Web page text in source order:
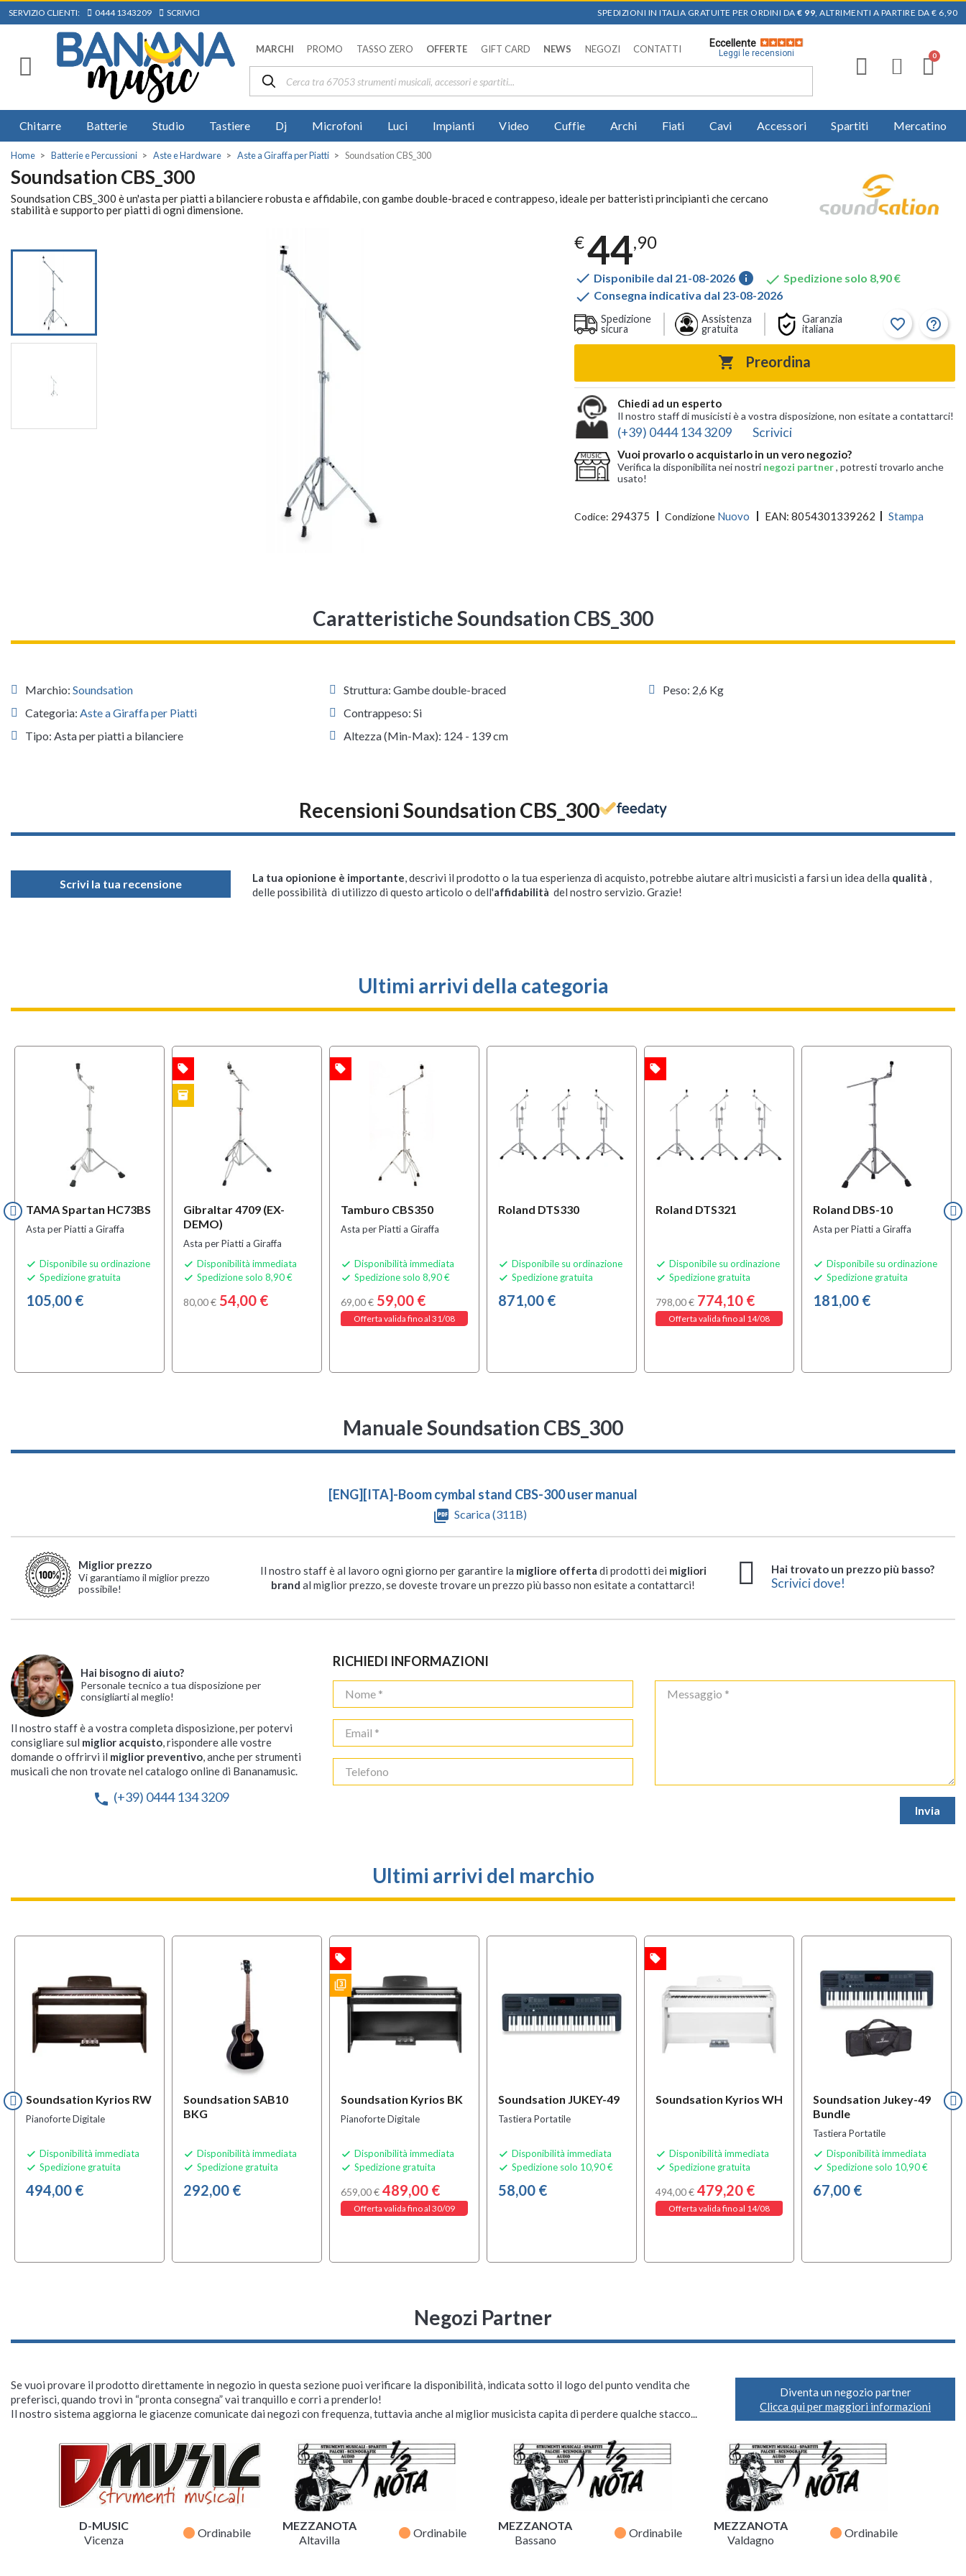
SERVIZIO CLIENTI: 0444 1343209 SCRIVICI SPEDIZIONI IN ITALIA GRATUITE PER ORDINI DA € 99, ALTRIMENTI A PARTIRE DA € 6,90
MARCHI PROMO TASSO ZERO OFFERTE GIFT CARD NEWS NEGOZI CONTATTI
Eccellente
Leggi le recensioni
Chitarre Batterie Studio Tastiere Dj Microfoni Luci Impianti Video Cuffie Archi Fiati Cavi Accessori Spartiti Mercatino
Home Batterie e Percussioni Aste e Hardware Aste a Giraffa per Piatti Soundsation CBS_300
Soundsation CBS_300
Soundsation CBS_300 è un'asta per piatti a bilanciere robusta e affidabile, con gambe double-braced e contrappeso, ideale per batteristi principianti che cercano
stabilità e supporto per piatti di ogni dimensione.
€44,90
 Disponibile dal 21-08-2026 info  Spedizione solo 8,90 €
 Consegna indicativa dal 23-08-2026
Spedizione
sicura
Assistenza
gratuita
Garanzia
italiana
favorite_border help_outline
 Preordina
Chiedi ad un esperto
Il nostro staff di musicisti è a vostra disposizione, non esitate a contattarci!
(+39) 0444 134 3209 Scrivici
Vuoi provarlo o acquistarlo in un vero negozio?
Verifica la disponibilita nei nostri negozi partner, potresti trovarlo anche
usato!
Codice: 294375 Condizione Nuovo EAN: 8054301339262 Stampa
Caratteristiche Soundsation CBS_300
Marchio: Soundsation
Categoria: Aste a Giraffa per Piatti
Tipo: Asta per piatti a bilanciere
Struttura: Gambe double-braced
Contrappeso: Si
Altezza (Min-Max): 124 - 139 cm
Peso: 2,6 Kg
Recensioni Soundsation CBS_300
Scrivi la tua recensione La tua opionione è importante, descrivi il prodotto o la tua esperienza di acquisto, potrebbe aiutare altri musicisti a farsi un idea della qualità ,
delle possibilità di utilizzo di questo articolo o dell'affidabilità del nostro servizio. Grazie!
Ultimi arrivi della categoria
TAMA Spartan HC73BS
Asta per Piatti a Giraffa
 Disponibile su ordinazione
 Spedizione gratuita
105,00 €
Gibraltar 4709 (EX-
DEMO)
Asta per Piatti a Giraffa
 Disponibilità immediata
 Spedizione solo 8,90 €
80,00 € 54,00 €
local_offer
inventory
Tamburo CBS350
Asta per Piatti a Giraffa
 Disponibilità immediata
 Spedizione solo 8,90 €
69,00 € 59,00 €
Offerta valida fino al 31/08
local_offer
Roland DTS330
 Disponibile su ordinazione
 Spedizione gratuita
871,00 €
Roland DTS321
 Disponibile su ordinazione
 Spedizione gratuita
798,00 € 774,10 €
Offerta valida fino al 14/08
local_offer
Roland DBS-10
Asta per Piatti a Giraffa
 Disponibile su ordinazione
 Spedizione gratuita
181,00 €
Manuale Soundsation CBS_300
[ENG][ITA]-Boom cymbal stand CBS-300 user manual
picture_as_pdf Scarica (311B)
Miglior prezzo
Vi garantiamo il miglior prezzo
possibile!
Il nostro staff è al lavoro ogni giorno per garantire la migliore offerta di prodotti dei migliori
brand al miglior prezzo, se doveste trovare un prezzo più basso non esitate a contattarci!
Hai trovato un prezzo più basso?
Scrivici dove!
Hai bisogno di aiuto?
Personale tecnico a tua disposizione per
consigliarti al meglio!
Il nostro staff è a vostra completa disposizione, per potervi
consigliare sul miglior acquisto, rispondere alle vostre
domande o offrirvi il miglior preventivo, anche per strumenti
musicali che non trovate nel catalogo online di Bananamusic.
phone (+39) 0444 134 3209
RICHIEDI INFORMAZIONI
Ultimi arrivi del marchio
Soundsation Kyrios RW
Pianoforte Digitale
 Disponibilità immediata
 Spedizione gratuita
494,00 €
Soundsation SAB10
BKG
 Disponibilità immediata
 Spedizione gratuita
292,00 €
Soundsation Kyrios BK
Pianoforte Digitale
 Disponibilità immediata
 Spedizione gratuita
659,00 € 489,00 €
Offerta valida fino al 30/09
local_offer
filter_3
Soundsation JUKEY-49
Tastiera Portatile
 Disponibilità immediata
 Spedizione solo 10,90 €
58,00 €
Soundsation Kyrios WH
 Disponibilità immediata
 Spedizione gratuita
494,00 € 479,20 €
Offerta valida fino al 14/08
local_offer
Soundsation Jukey-49
Bundle
Tastiera Portatile
 Disponibilità immediata
 Spedizione solo 10,90 €
67,00 €
Negozi Partner
Se vuoi provare il prodotto direttamente in negozio in questa sezione puoi verificare la disponibilità, indicata sotto il logo del punto vendita che
preferisci, quando trovi in “pronta consegna” vai tranquillo e corri a prenderlo!
Il nostro sistema aggiorna le giacenze comunicate dai negozi con frequenza, tuttavia anche al miglior musicista capita di perdere qualche stacco...
Diventa un negozio partner
Clicca qui per maggiori informazioni
D-MUSIC
Vicenza
fiber_manual_record Ordinabile
MEZZANOTA
Altavilla
fiber_manual_record Ordinabile
MEZZANOTA
Bassano
fiber_manual_record Ordinabile
MEZZANOTA
Valdagno
fiber_manual_record Ordinabile